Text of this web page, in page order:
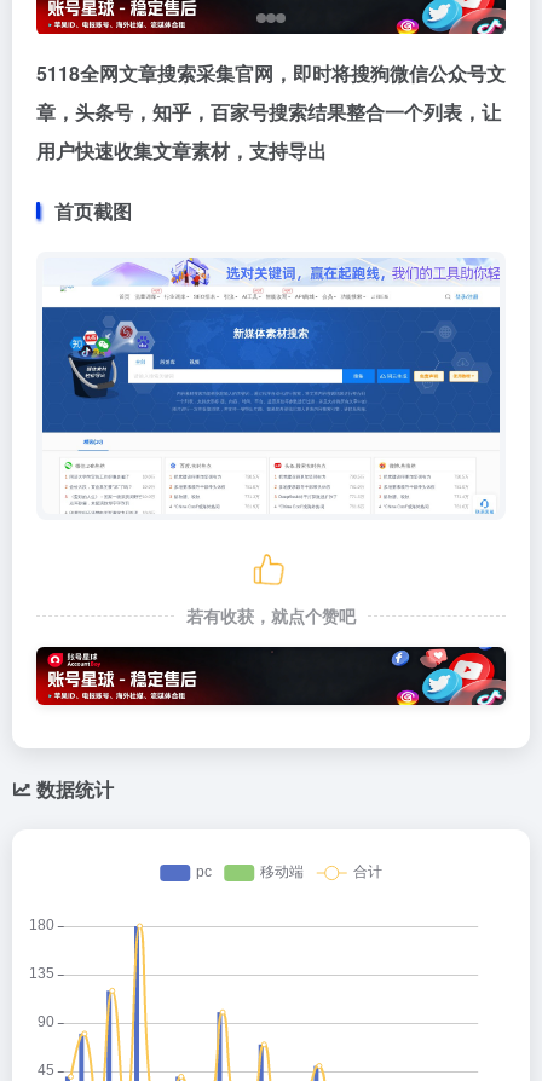
5118全网文章搜索采集官网，即时将搜狗微信公众号文
章，头条号，知乎，百家号搜索结果整合一个列表，让
用户快速收集文章素材，支持导出
首页截图
若有收获，就点个赞吧
数据统计